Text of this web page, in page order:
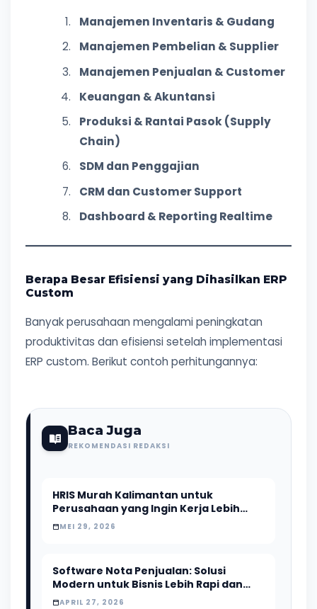
Manajemen Inventaris & Gudang
Manajemen Pembelian & Supplier
Manajemen Penjualan & Customer
Keuangan & Akuntansi
Produksi & Rantai Pasok (Supply
Chain)
SDM dan Penggajian
CRM dan Customer Support
Dashboard & Reporting Realtime
Berapa Besar Efisiensi yang Dihasilkan ERP
Custom
Banyak perusahaan mengalami peningkatan
produktivitas dan efisiensi setelah implementasi
ERP custom. Berikut contoh perhitungannya:
Baca Juga
REKOMENDASI REDAKSI
HRIS Murah Kalimantan untuk
Perusahaan yang Ingin Kerja Lebih
Efisien
MEI 29, 2026
Software Nota Penjualan: Solusi
Modern untuk Bisnis Lebih Rapi dan
Profesional
APRIL 27, 2026